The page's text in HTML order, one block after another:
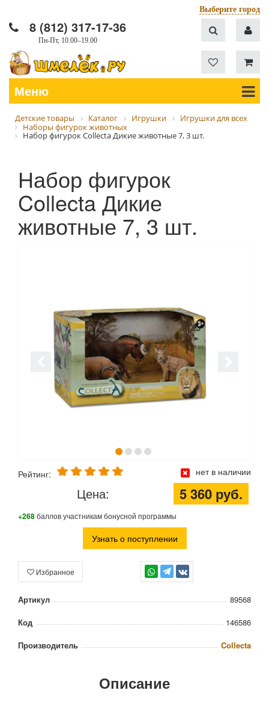
Выберите город
8 (812) 317-17-36
Пн-Пт, 10.00–19.00
Меню
Детские товары Каталог Игрушки
Игрушки для всех
Наборы фигурок животных
Набор фигурок Collecta Дикие животные 7, 3 шт.
Набор фигурок
Collecta Дикие
животные 7, 3 шт.
Рейтинг: нет в наличии
Цена: 5 360 руб.
+268баллов участникам бонусной программы
Узнать о поступлении
TG
Избранное
Артикул
89568
Код
146586
Производитель
Collecta
Описание